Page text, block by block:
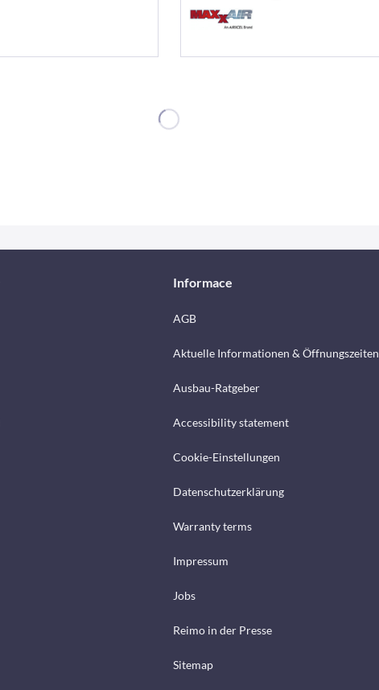
Informace
AGB
Aktuelle Informationen & Öffnungszeiten
Ausbau-Ratgeber
Accessibility statement
Cookie-Einstellungen
Datenschutzerklärung
Warranty terms
Impressum
Jobs
Reimo in der Presse
Sitemap